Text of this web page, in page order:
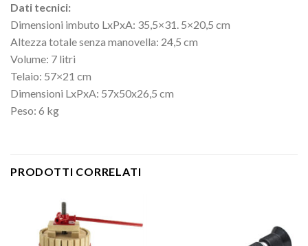
Dati tecnici:
Dimensioni imbuto LxPxA: 35,5×31. 5×20,5 cm
Altezza totale senza manovella: 24,5 cm
Volume: 7 litri
Telaio: 57×21 cm
Dimensioni LxPxA: 57x50x26,5 cm
Peso: 6 kg
PRODOTTI CORRELATI